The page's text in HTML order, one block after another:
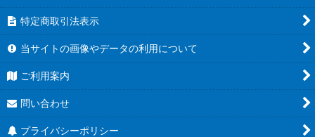
特定商取引法表示
当サイトの画像やデータの利用について
ご利用案内
問い合わせ
プライバシーポリシー